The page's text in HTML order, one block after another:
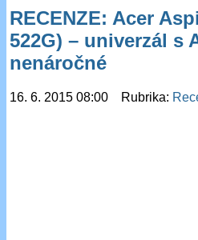
RECENZE: Acer
522G) – univerzál s
nenáročné
16. 6. 2015 08:00 Rubrika: